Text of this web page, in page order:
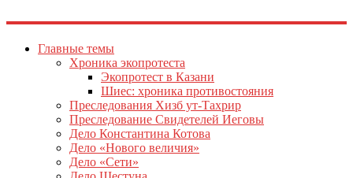
Главные темы
Хроника экопротеста
Экопротест в Казани
Шиес: хроника противостояния
Преследования Хизб ут-Тахрир
Преследование Свидетелей Иеговы
Дело Константина Котова
Дело «Нового величия»
Дело «Сети»